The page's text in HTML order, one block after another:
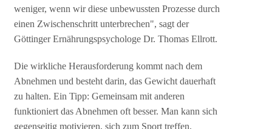
weniger, wenn wir diese unbewussten Prozesse durch
einen Zwischenschritt unterbrechen", sagt der
Göttinger Ernährungspsychologe Dr. Thomas Ellrott.
Die wirkliche Herausforderung kommt nach dem
Abnehmen und besteht darin, das Gewicht dauerhaft
zu halten. Ein Tipp: Gemeinsam mit anderen
funktioniert das Abnehmen oft besser. Man kann sich
gegenseitig motivieren, sich zum Sport treffen.